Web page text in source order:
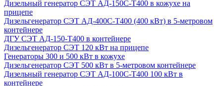
Дизельный генератор СЭТ АД-150С-Т400 в кожухе на
прицепе
Дизельгенератор СЭТ АД-400С-Т400 (400 кВт) в 5-метровом
контейнере
ДГУ СЭТ АД-150-Т400 в контейнере
Дизельгенератор СЭТ 120 кВт на прицепе
Генераторы 300 и 500 кВт в кожухе
Дизельгенератор СЭТ 500 кВт в 5-метровом контейнере
Дизельный генератор СЭТ АД-100С-Т400 100 кВт в
контейнере